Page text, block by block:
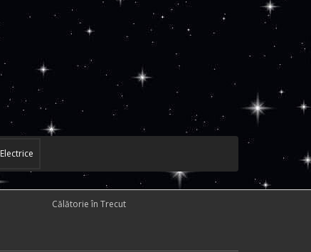
Electrice
Călătorie în Trecut